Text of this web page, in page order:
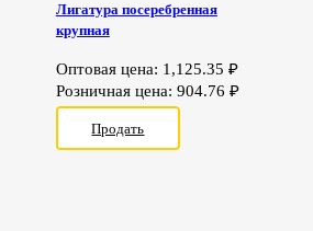
Лигатура посеребренная
крупная
Оптовая цена: 1,125.35 ₽
Розничная цена: 904.76 ₽
Продать